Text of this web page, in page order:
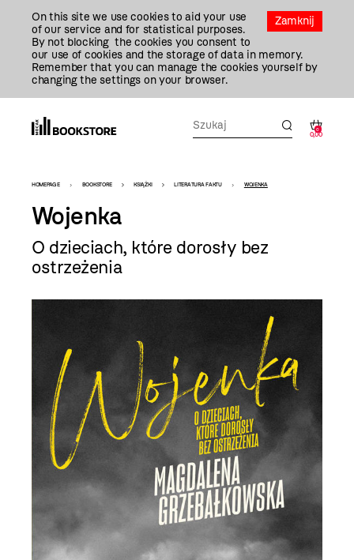
Zamknij
On this site we use cookies to aid your use
of our service and for statistical purposes.
By not blocking the cookies you consent to
our use of cookies and the storage of data in memory.
Remember that you can manage the cookies yourself by
changing the settings on your browser.
0
0,00
Bookstore
-
szablon
szczegóły
HOMEPAGE BOOKSTORE KSIĄŻKI LITERATURA FAKTU WOJENKA
Wojenka
O dzieciach, które dorosły bez
ostrzeżenia